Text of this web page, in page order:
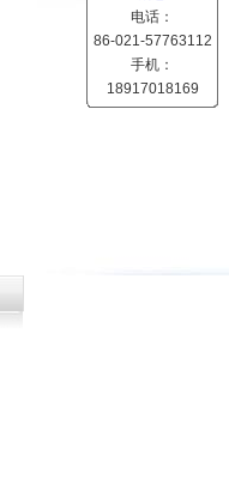
电话：
86-021-57763112
手机：
18917018169